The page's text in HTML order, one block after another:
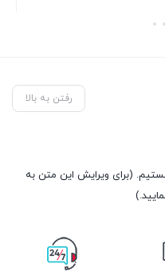
رفتن به بالا
شما هستیم. (برای ویرایش این متن به